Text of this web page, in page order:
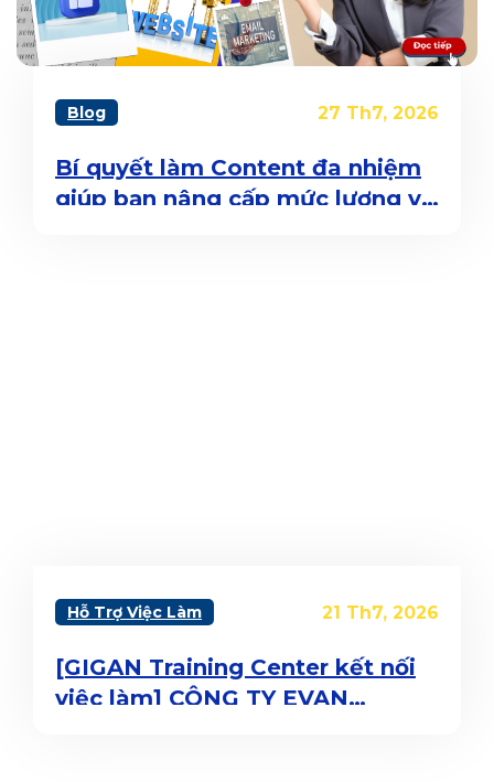
Blog 27 Th7, 2026
Bí quyết làm Content đa nhiệm
giúp bạn nâng cấp mức lương và
Hỗ Trợ Việc Làm 21 Th7, 2026
[GIGAN Training Center kết nối
việc làm] CÔNG TY EVAN